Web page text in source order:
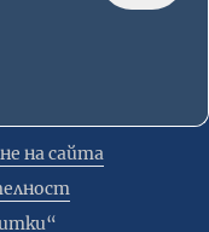
на сайта